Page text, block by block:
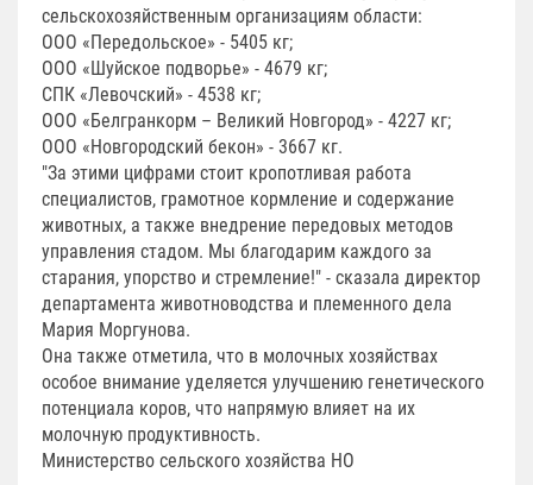
сельскохозяйственным организациям области:
ООО «Передольское» - 5405 кг;
ООО «Шуйское подворье» - 4679 кг;
СПК «Левочский» - 4538 кг;
ООО «Белгранкорм – Великий Новгород» - 4227 кг;
ООО «Новгородский бекон» - 3667 кг.
"За этими цифрами стоит кропотливая работа
специалистов, грамотное кормление и содержание
животных, а также внедрение передовых методов
управления стадом. Мы благодарим каждого за
старания, упорство и стремление!" - сказала директор
департамента животноводства и племенного дела
Мария Моргунова.
Она также отметила, что в молочных хозяйствах
особое внимание уделяется улучшению генетического
потенциала коров, что напрямую влияет на их
молочную продуктивность.
Министерство сельского хозяйства НО